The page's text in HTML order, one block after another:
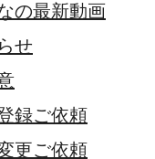
の最新動画
せ
録ご依頼
更ご依頼